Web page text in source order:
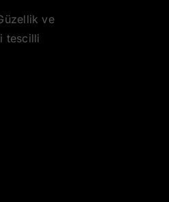
ve
tescilli